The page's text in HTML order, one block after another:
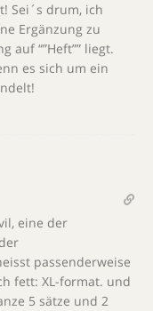
Sei´s drum, ich
Ergänzung zu
auf “”Heft”” liegt.
es sich um ein
eine der
passenderweise
fett: XL-format. und
5 sätze und 2